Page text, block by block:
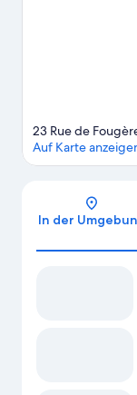
23 Rue de
Auf Karte
In der